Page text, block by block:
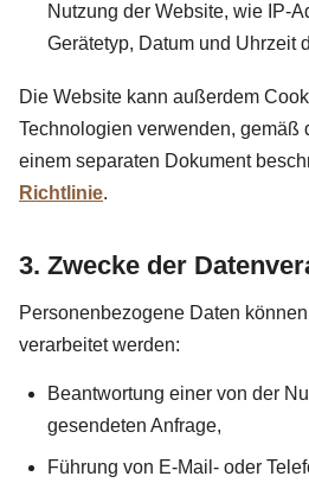
Nutzung der Website, wie IP-
Gerätetyp, Datum und Uhrzeit
Die Website kann außerdem
Technologien verwenden, gemäß
einem separaten Dokument
Richtlinie.
3. Zwecke der
Personenbezogene Daten
verarbeitet werden:
Beantwortung einer von der
gesendeten Anfrage,
Führung von E-Mail- oder